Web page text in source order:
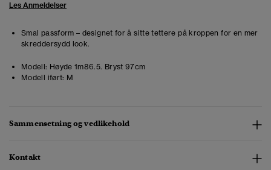
Les Anmeldelser
Smal passform – designet for å sitte tettere på kroppen for en mer
skreddersydd look.
Modell: Høyde 1m86.5. Bryst 97cm
Modell iført: M
Sammensetning og vedlikehold
Kontakt